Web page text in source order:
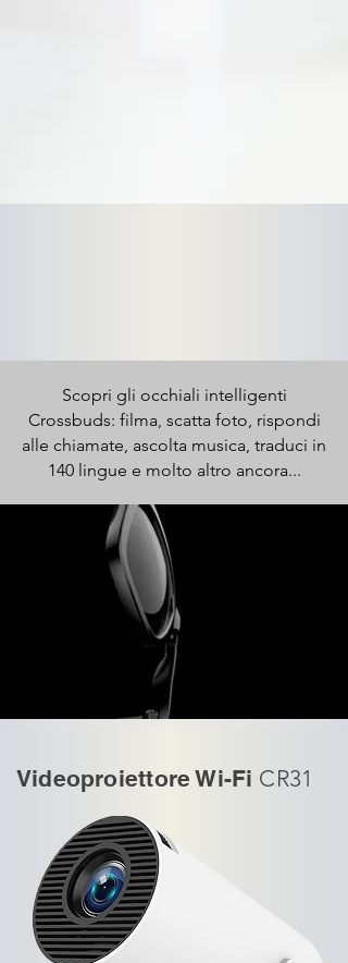
Scopri gli occhiali intelligenti
Crossbuds: filma, scatta foto, rispondi
alle chiamate, ascolta musica, traduci in
140 lingue e molto altro ancora...
Videoproiettore Wi-Fi CR31